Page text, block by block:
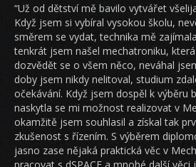
“Už od dětství mě bavilo vytvářet
Když jsem si vybíral vysokou školu,
směrem se vydat, technika mě
tenkrát jsem našel mechatroniku,
dozvědět se o všem něco, neváhal
doby jsem nikdy nelitoval, studium
očekávání. Když jsem dospěl k výběru
naskytla se mi možnost realizovat v
okamžitě jsem souhlasil a získal tak
zkušenost s řízením. S výběrem
jasno zase nějaká praktická věc v
pracovat s dSPACE a mnohé další